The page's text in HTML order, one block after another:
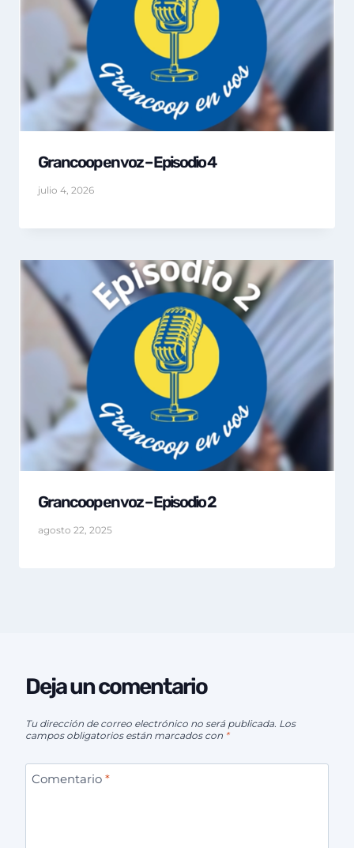
Grancoop en voz – Episodio 4
julio 4, 2026
Grancoop en voz – Episodio 2
agosto 22, 2025
Deja un comentario
Tu dirección de correo electrónico no será publicada. Los
campos obligatorios están marcados con *
Comentario *